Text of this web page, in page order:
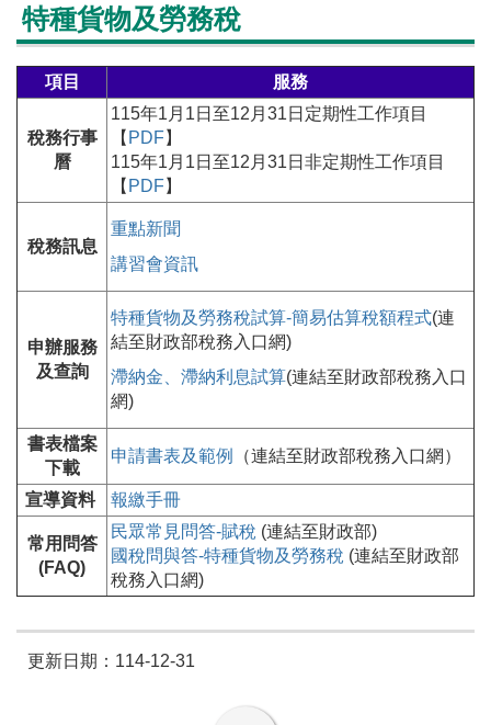
特種貨物及勞務稅
項目 服務
稅務行事
曆
115年1月1日至12月31日定期性工作項目
【 PDF】
115年1月1日至12月31日非定期性工作項目
【 PDF】
稅務訊息
重點新聞
講習會資訊
申辦服務
及查詢
特種貨物及勞務稅試算-簡易估算稅額程式(連
結至財政部稅務入口網)
滯納金、滯納利息試算(連結至財政部稅務入口
網)
書表檔案
下載
申請書表及範例 （連結至財政部稅務入口網）
宣導資料 報繳手冊
常用問答
(FAQ)
民眾常見問答-賦稅 (連結至財政部)
國稅問與答-特種貨物及勞務稅 (連結至財政部
稅務入口網)
更新日期：114-12-31